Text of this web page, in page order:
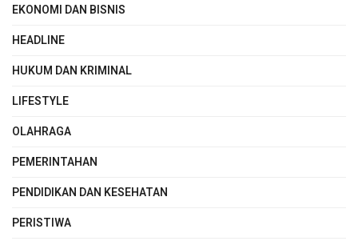
EKONOMI DAN BISNIS
HEADLINE
HUKUM DAN KRIMINAL
LIFESTYLE
OLAHRAGA
PEMERINTAHAN
PENDIDIKAN DAN KESEHATAN
PERISTIWA